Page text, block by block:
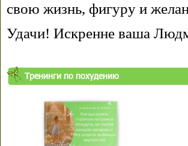
свою жизнь, фигуру и
Удачи! Искренне ваша
Тренинги по похудению